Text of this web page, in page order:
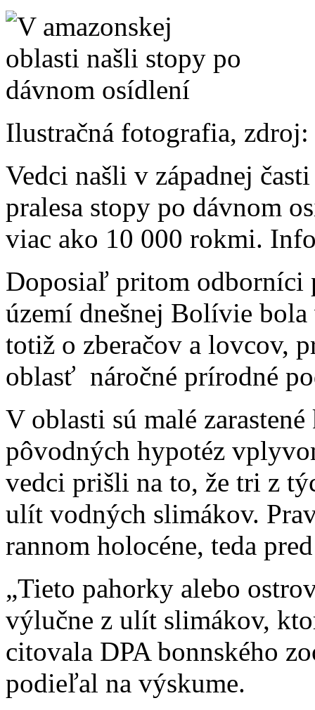
Ilustračná fotografia,
Vedci našli v západnej
pralesa stopy po dávnom
viac ako 10 000 rokmi.
Doposiaľ pritom odborníci
území dnešnej Bolívie
totiž o zberačov a lovcov,
oblasť náročné prírodné
V oblasti sú malé
pôvodných hypotéz
vedci prišli na to, že tri z
ulít vodných slimákov.
rannom holocéne, teda
„Tieto pahorky alebo
výlučne z ulít slimákov,
citovala DPA bonnského
podieľal na výskume.